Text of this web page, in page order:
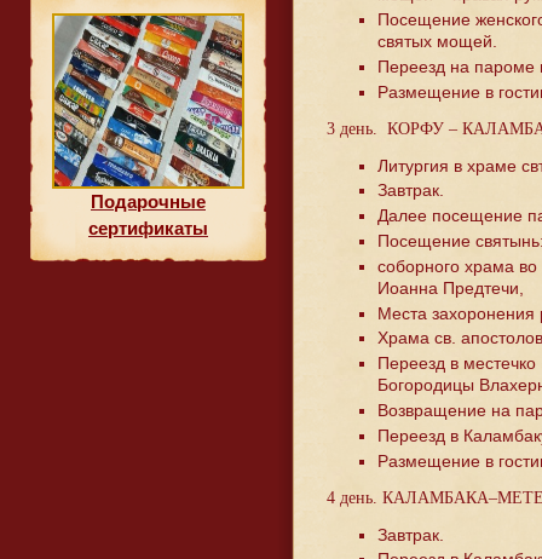
Подарочные
сертификаты
Посещение
святых мощей.
Переезд на пароме
Размещение в
3 день. КОРФУ –
Литургия в храме
Завтрак.
Далее посещение
Посещение
соборного храма
Иоанна Предтечи,
Места захоронения
Храма св.
Переезд в
Богородицы
Возвращение на
Переезд в
Размещение в
4 день.
Завтрак.